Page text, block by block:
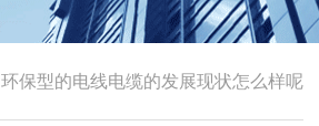
环保型的电线电缆的发展现状怎么样呢